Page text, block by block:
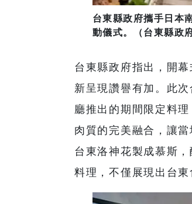
台東縣政府攜手日本
動儀式。（台東縣政
台東縣政府指出，開
新呈現讚譽有加。此
廳推出的期間限定料
肉質的完美融合，讓
台東洛神花製成慕斯
料理，不僅展現出台